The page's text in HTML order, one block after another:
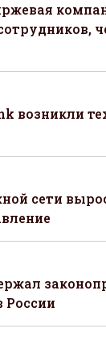
возникли
сети
России